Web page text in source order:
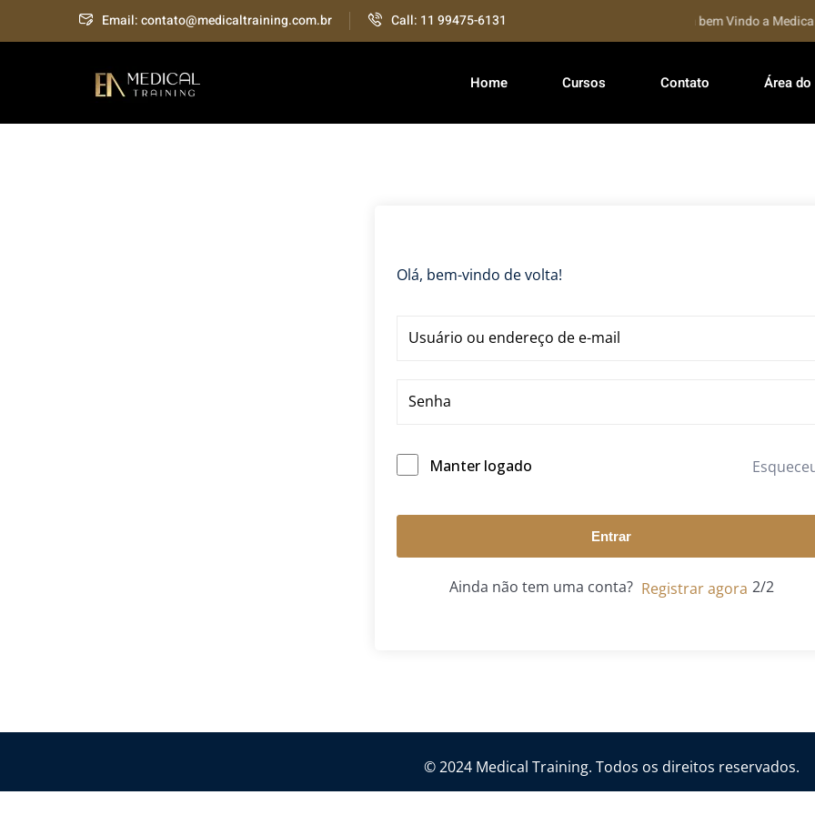
Email: contato@medicaltraining.com.br Call: 11 99475-6131 Seja bem Vindo a
Home Cursos Contato Área
Olá, bem-vindo de volta!
Manter logado
Entrar
Ainda não tem uma conta? Registrar agora
© 2024 Medical Training. Todos os direitos reservados.